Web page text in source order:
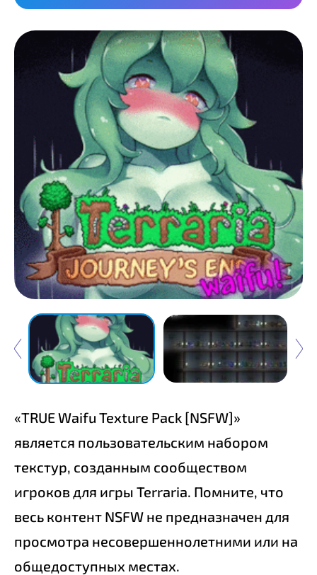
«TRUE Waifu Texture Pack [NSFW]»
является пользовательским набором
текстур, созданным сообществом
игроков для игры Terraria. Помните, что
весь контент NSFW не предназначен для
просмотра несовершеннолетними или на
общедоступных местах.